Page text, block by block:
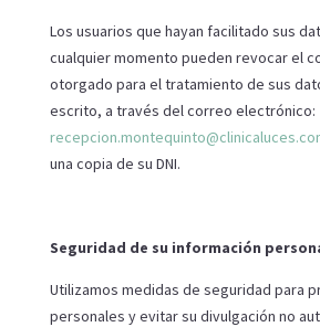
Los usuarios que hayan facilitado sus
cualquier momento pueden revocar el
otorgado para el tratamiento de sus
escrito, a través del correo electrónico:
una copia de su DNI.
Seguridad de su información
Utilizamos medidas de seguridad para
personales y evitar su divulgación no